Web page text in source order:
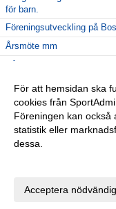
för barn.
Föreningsutveckling på
Årsmöte mm
Julturneringen ersätts av
Föreningslicens
För att hemsidan ska
cookies från
Föreningen kan också
statistik eller
dessa.
Acceptera